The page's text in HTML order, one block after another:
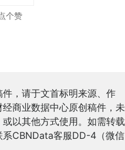
个赞
，请于文首标明来源、作
商业数据中心原创稿件，未
以其他方式使用。如需转载
系CBNData客服DD-4（微信